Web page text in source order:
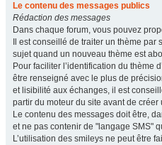
Le contenu des messages publics
Rédaction des messages
Dans chaque forum, vous pouvez
Il est conseillé de traiter un thème
sujet quand un nouveau thème est
Pour faciliter l’identification du thème
être renseigné avec le plus de
et lisibilité aux échanges, il est
partir du moteur du site avant de créer
Le contenu des messages doit être,
et ne pas contenir de "langage SMS"
L’utilisation des smileys ne peut être